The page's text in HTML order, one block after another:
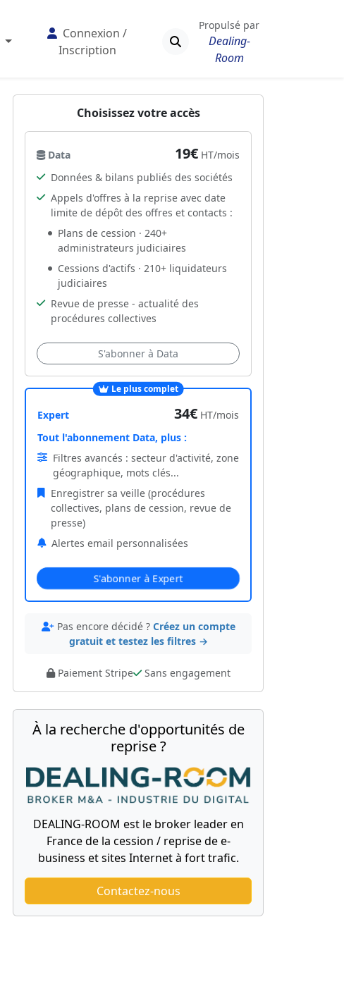
Connexion /
Inscription
Propulsé par
Dealing-
Room
Choisissez votre accès
Data 19€ HT/mois
Données & bilans publiés des sociétés
Appels d'offres à la reprise avec date
limite de dépôt des offres et contacts :
Plans de cession · 240+
administrateurs judiciaires
Cessions d'actifs · 210+ liquidateurs
judiciaires
Revue de presse - actualité des
procédures collectives
S'abonner à Data
Le plus complet
Expert 34€ HT/mois
Tout l'abonnement Data, plus :
Filtres avancés : secteur d'activité, zone
géographique, mots clés...
Enregistrer sa veille (procédures
collectives, plans de cession, revue de
presse)
Alertes email personnalisées
S'abonner à Expert
Pas encore décidé ? Créez un compte
gratuit et testez les filtres →
Paiement Stripe Sans engagement
À la recherche d'opportunités de
reprise ?
DEALING-ROOM est le broker leader en
France de la cession / reprise de e-
business et sites Internet à fort trafic.
Contactez-nous